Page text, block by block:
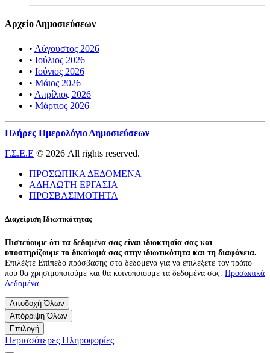
Αρχείο Δημοσιεύσεων
• Αύγουστος 2026
• Ιούλιος 2026
• Ιούνιος 2026
• Μάιος 2026
• Απρίλιος 2026
• Μάρτιος 2026
Πλήρες Ημερολόγιο Δημοσιεύσεων
Γ.Σ.Ε.Ε © 2026 All rights reserved.
ΠΡΟΣΩΠΙΚΑ ΔΕΔΟΜΕΝΑ
ΑΔΗΛΩΤΗ ΕΡΓΑΣΙΑ
ΠΡΟΣΒΑΣΙΜΟΤΗΤΑ
Διαχείριση Ιδιωτικότητας
Πιστεύουμε ότι τα δεδομένα σας είναι ιδιοκτησία σας και
υποστηρίζουμε το δικαίωμά σας στην ιδιωτικότητα και τη διαφάνεια.
Επιλέξτε Επίπεδο πρόσβασης στα δεδομένα για να επιλέξετε τον τρόπο
που θα χρησιμοποιούμε και θα κοινοποιούμε τα δεδομένα σας. Προσωπικά
Δεδομένα
Αποδοχή Όλων
Απόρριψη Όλων
Επιλογή
Περισσότερες Πληροφορίες